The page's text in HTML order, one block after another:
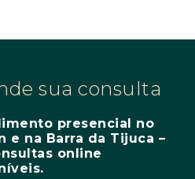
sua consulta
presencial no
e na Barra da Tijuca –
online